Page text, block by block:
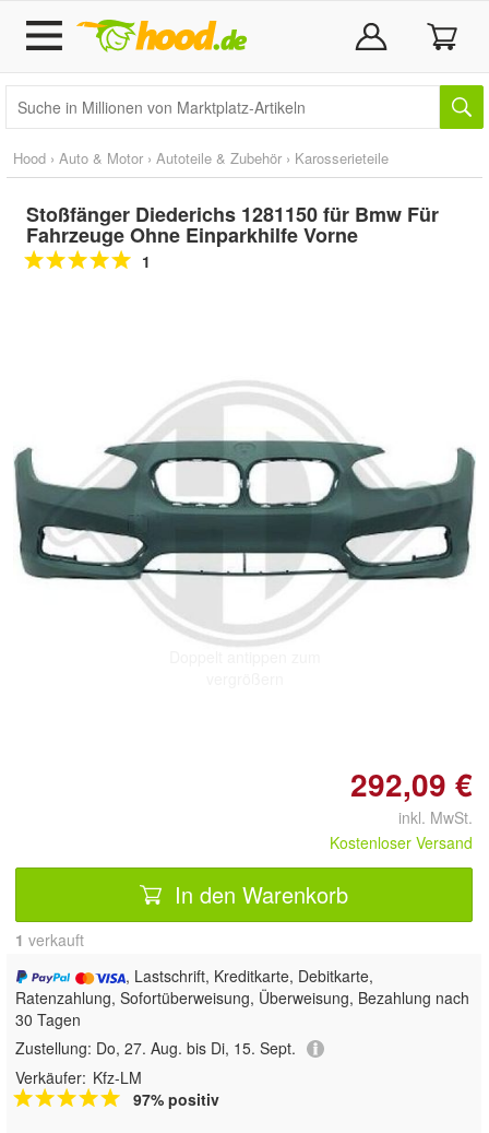
Hood › Auto & Motor › Autoteile & Zubehör › Karosserieteile
Stoßfänger Diederichs 1281150 für Bmw Für
Fahrzeuge Ohne Einparkhilfe Vorne
1
292,09 €
inkl. MwSt.
Kostenloser Versand
In den Warenkorb
1 verkauft
, Lastschrift, Kreditkarte, Debitkarte,
Ratenzahlung, Sofortüberweisung, Überweisung, Bezahlung nach
30 Tagen
Zustellung: Do, 27. Aug. bis Di, 15. Sept.
Verkäufer: Kfz-LM
97% positiv